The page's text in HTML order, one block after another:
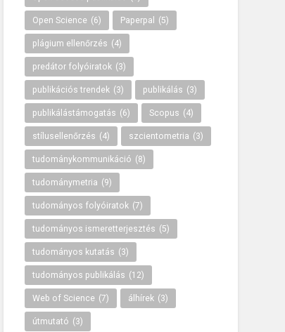
Open Science (6) Paperpal (5)
plágium ellenőrzés (4)
predátor folyóiratok (3)
publikációs trendek (3) publikálás (3)
publikálástámogatás (6) Scopus (4)
stílusellenőrzés (4) szcientometria (3)
tudománykommunikáció (8)
tudománymetria (9)
tudományos folyóiratok (7)
tudományos ismeretterjesztés (5)
tudományos kutatás (3)
tudományos publikálás (12)
Web of Science (7) álhírek (3)
útmutató (3)